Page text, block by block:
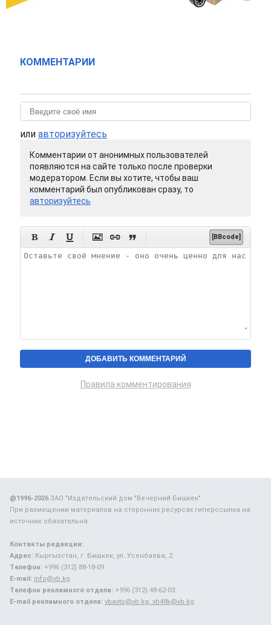
КОММЕНТАРИИ
или авторизуйтесь
Комментарии от анонимных пользователей
появляются на сайте только после проверки
модератором. Если вы хотите, чтобы ваш
комментарий был опубликован сразу, то
авторизуйтесь
      [BBcode]
Правила комментирования
@1996-2026ЗАО "Издательский дом "Вечерний Бишкек"
При размещении материалов на сторонних ресурсах гиперссылка на
источник обязательна.
Контакты редакции:
Адрес: Кыргызстан, г. Бишкек, ул. Усенбаева, 2.
Телефон: +996 (312) 88-18-09.
E-mail: info@vb.kg
Телефон рекламного отдела: +996 (312) 48-62-03.
E-mail рекламного отдела: vbavto@vb.kg, vb48k@vb.kg